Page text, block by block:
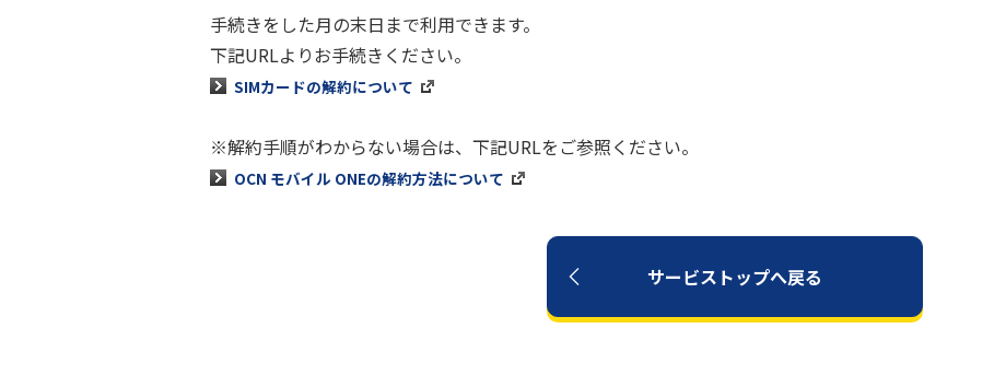
手続きをした月の末日まで利用できます。
下記URLよりお手続きください。
SIMカードの解約について
※解約手順がわからない場合は、下記URLをご参照ください。
OCN モバイル ONEの解約方法について
サービストップへ戻る